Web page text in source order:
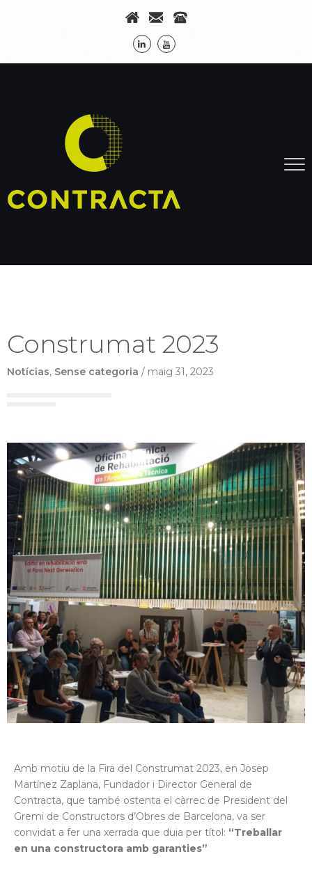
Construmat 2023
Notícias, Sense categoria / maig 31, 2023
Amb motiu de la Fira del Construmat 2023, en Josep
Martínez Zaplana, Fundador i Director General de
Contracta, que també ostenta el càrrec de President del
Gremi de Constructors d’Obres de Barcelona, va ser
convidat a fer una xerrada que duia per títol: “Treballar
en una constructora amb garanties”